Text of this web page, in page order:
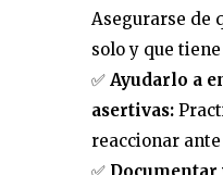
Asegurarse de
solo y que
✅ Ayudarlo a
asertivas:
reaccionar